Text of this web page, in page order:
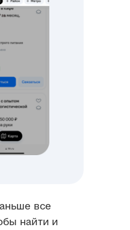
все
найти и